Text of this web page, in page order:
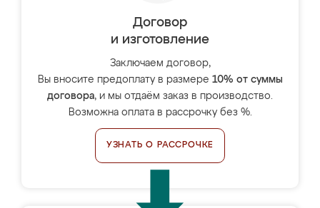
Договор
и изготовление
Заключаем договор,
Вы вносите предоплату в размере 10% от суммы
договора, и мы отдаём заказ в производство.
Возможна оплата в рассрочку без %.
УЗНАТЬ О РАССРОЧКЕ